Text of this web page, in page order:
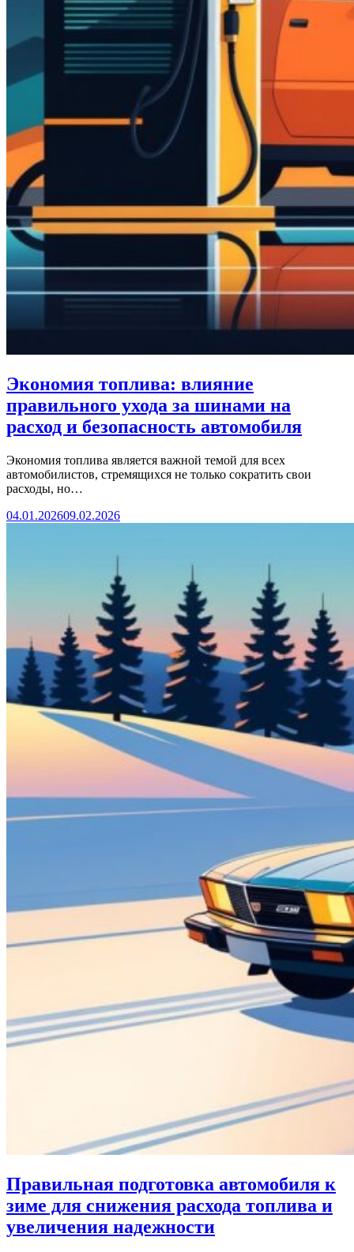
Экономия топлива: влияние
правильного ухода за шинами на
расход и безопасность автомобиля
Экономия топлива является важной темой для всех
автомобилистов, стремящихся не только сократить свои
расходы, но…
04.01.202609.02.2026
Правильная подготовка автомобиля к
зиме для снижения расхода топлива и
увеличения надежности